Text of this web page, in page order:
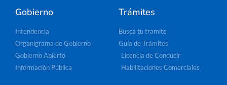
Gobierno
Intendencia
Organigrama de Gobierno
Gobierno Abierto
Información Pública
Trámites
Buscá tu trámite
Guía de Trámites
Licencia de Conducir
Habilitaciones Comerciales